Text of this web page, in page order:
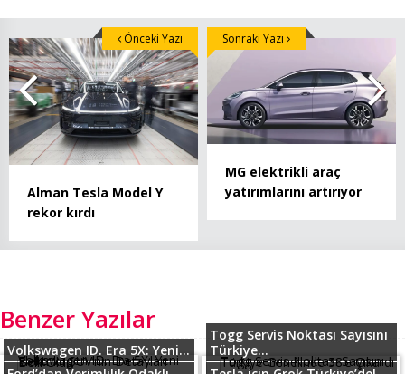
Alman Tesla Model Y
rekor kırdı
Önceki Yazı
MG elektrikli araç
yatırımlarını artırıyor
Sonraki Yazı
Benzer Yazılar
Volkswagen ID. Era 5X: Yeni...
Togg Servis Noktası Sayısını
Türkiye...